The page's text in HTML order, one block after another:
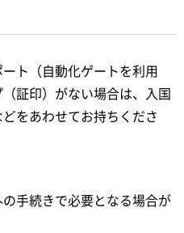
ト（自動化ゲートを利用
証印）がない場合は、入国
をあわせてお持ちくださ
手続きで必要となる場合が